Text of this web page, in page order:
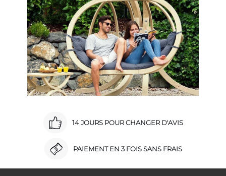
14 JOURS POUR CHANGER D'AVIS
PAIEMENT EN 3 FOIS SANS FRAIS